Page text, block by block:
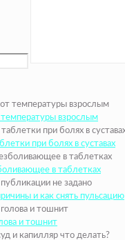
температуры взрослым
при болях в суставах
в таблетках
и как снять пульсацию
и тошнит